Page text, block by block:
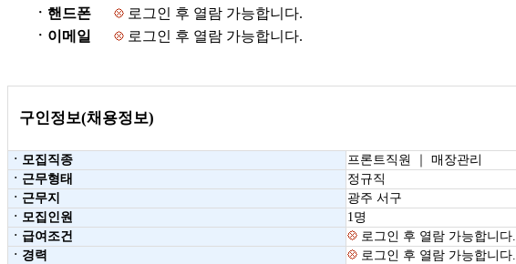
ㆍ핸드폰
로그인 후 열람 가능합니다.
ㆍ이메일
로그인 후 열람 가능합니다.
구인정보(채용정보)
ㆍ모집직종
프론트직원 ｜ 매장관리
ㆍ근무형태
정규직
ㆍ근무지
광주 서구
ㆍ모집인원
1명
ㆍ급여조건
로그인 후 열람 가능합니다.
ㆍ경력
로그인 후 열람 가능합니다.